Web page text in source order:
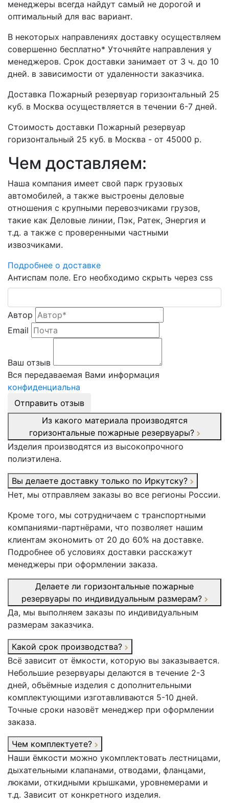
менеджеры всегда найдут самый не дорогой и
оптимальный для вас вариант.
В некоторых направлениях доставку осуществляем
совершенно бесплатно* Уточняйте направления у
менеджеров. Срок доставки занимает от 3 ч. до 10
дней. в зависимости от удаленности заказчика.
Доставка Пожарный резервуар горизонтальный 25
куб. в Москва осуществляется в течении 6-7 дней.
Стоимость доставки Пожарный резервуар
горизонтальный 25 куб. в Москва - от 45000 р.
Чем доставляем:
Наша компания имеет свой парк грузовых
автомобилей, а также выстроены деловые
отношения с крупными перевозчиками грузов,
такие как Деловые линии, Пэк, Ратек, Энергия и
т.д. а также с проверенными частными
извозчиками.
Подробнее о доставке
Антиспам поле. Его необходимо скрыть через css
Автор
Email
Ваш отзыв
Вся передаваемая Вами информация
конфиденциальна
Отправить отзыв
Из какого материала производятся
горизонтальные пожарные резервуары?
Изделия производятся из высокопрочного
полиэтилена.
Вы делаете доставку только по Иркутску?
Нет, мы отправляем заказы во все регионы России.
Кроме того, мы сотрудничаем с транспортными
компаниями-партнёрами, что позволяет нашим
клиентам экономить от 20 до 60% на доставке.
Подробнее об условиях доставки расскажут
менеджеры при оформлении заказа.
Делаете ли горизонтальные пожарные
резервуары по индивидуальным размерам?
Да, мы выполняем заказы по индивидуальным
размерам заказчика.
Какой срок производства?
Всё зависит от ёмкости, которую вы заказывается.
Небольшие резервуары делаются в течение 2-3
дней, объёмные изделия с дополнительными
комплектующими изготавливаются 5-10 дней.
Точные сроки назовёт менеджер при оформлении
заказа.
Чем комплектуете?
Наши ёмкости можно укомплектовать лестницами,
дыхательными клапанами, отводами, фланцами,
люками, откидными крышками, уровнемерами и
т.д. Зависит от конкретного изделия.